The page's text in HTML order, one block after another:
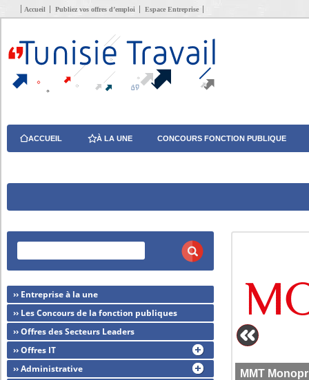
Accueil Publiez vos offres d’emploi Espace Entreprise
ACCUEIL À LA UNE CONCOURS FONCTION PUBLIQUE
MMT
›› Entreprise à la une
›› Les Concours de la fonction publiques
›› Offres des Secteurs Leaders
›› Offres IT
›› Administrative